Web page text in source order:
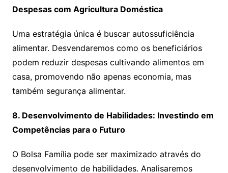
Despesas com Agricultura Doméstica
Uma estratégia única é buscar autossuficiência
alimentar. Desvendaremos como os beneficiários
podem reduzir despesas cultivando alimentos em
casa, promovendo não apenas economia, mas
também segurança alimentar.
8. Desenvolvimento de Habilidades: Investindo em
Competências para o Futuro
O Bolsa Família pode ser maximizado através do
desenvolvimento de habilidades. Analisaremos